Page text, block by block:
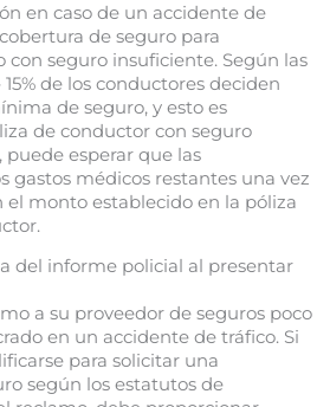
en caso de un accidente de
de seguro para
con seguro insuficiente. Según las
15% de los conductores deciden
de seguro, y esto es
de conductor con seguro
esperar que las
gastos médicos restantes una vez
el monto establecido en la póliza
del informe policial al presentar
a su proveedor de seguros poco
en un accidente de tráfico. Si
para solicitar una
según los estatutos de